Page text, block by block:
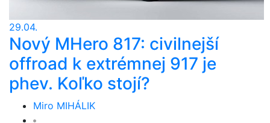
29.04.
Nový MHero 817: civilnejší
offroad k extrémnej 917 je
phev. Koľko stojí?
Miro MIHÁLIK